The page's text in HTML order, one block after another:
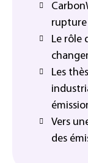
rupture
Le rôle
Les
Vers
des